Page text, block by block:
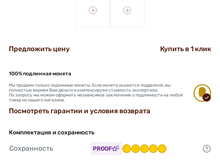
+ +
Предложить цену Купить в 1 клик
100% подлинная монета
Мы продаем только подлинные монеты. Если монета окажется подделкой, мы
полностью вернем Вам деньги и компенсируем стоимость экспертизы.
По запросу мы можем оформить независимое заключение о подлинности на любой
товар из нашего магазина.
Посмотреть гарантии и условия возврата
Комплектация и сохранность
Сохранность PROOF